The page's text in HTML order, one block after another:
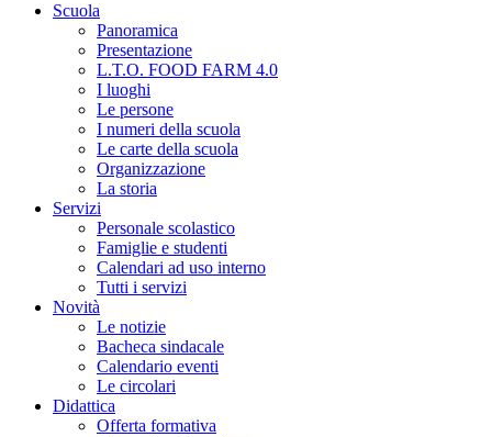
Scuola
Panoramica
Presentazione
L.T.O. FOOD FARM 4.0
I luoghi
Le persone
I numeri della scuola
Le carte della scuola
Organizzazione
La storia
Servizi
Personale scolastico
Famiglie e studenti
Calendari ad uso interno
Tutti i servizi
Novità
Le notizie
Bacheca sindacale
Calendario eventi
Le circolari
Didattica
Offerta formativa